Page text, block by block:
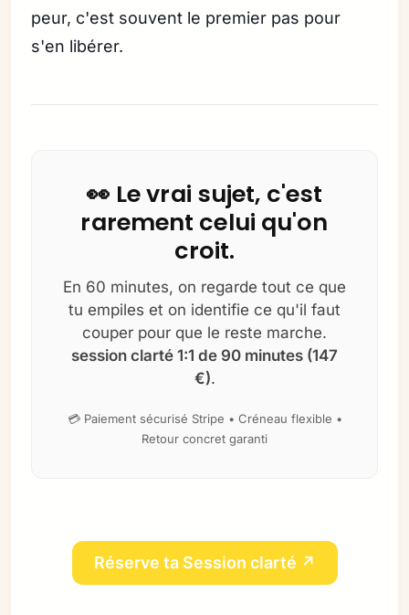
peur, c'est souvent le premier pas pour
s'en libérer.
👀 Le vrai sujet, c'est
rarement celui qu'on
croit.
En 60 minutes, on regarde tout ce que
tu empiles et on identifie ce qu'il faut
couper pour que le reste marche.
session clarté 1:1 de 90 minutes (147
€).
💳 Paiement sécurisé Stripe • Créneau flexible •
Retour concret garanti
Réserve ta Session clarté ↗